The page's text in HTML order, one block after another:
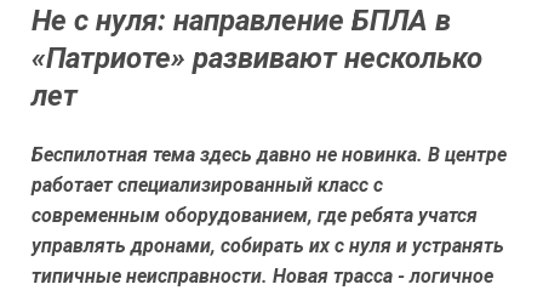
Не с нуля: направление БПЛА в
«Патриоте» развивают несколько
лет
Беспилотная тема здесь давно не новинка. В центре
работает специализированный класс с
современным оборудованием, где ребята учатся
управлять дронами, собирать их с нуля и устранять
типичные неисправности. Новая трасса - логичное